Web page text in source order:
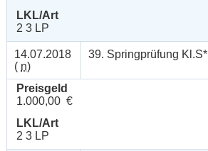
LKL/Art
2 3 LP
14.07.2018
( n)
39. Springprüfung Kl.S*
Preisgeld
1.000,00 €
LKL/Art
2 3 LP